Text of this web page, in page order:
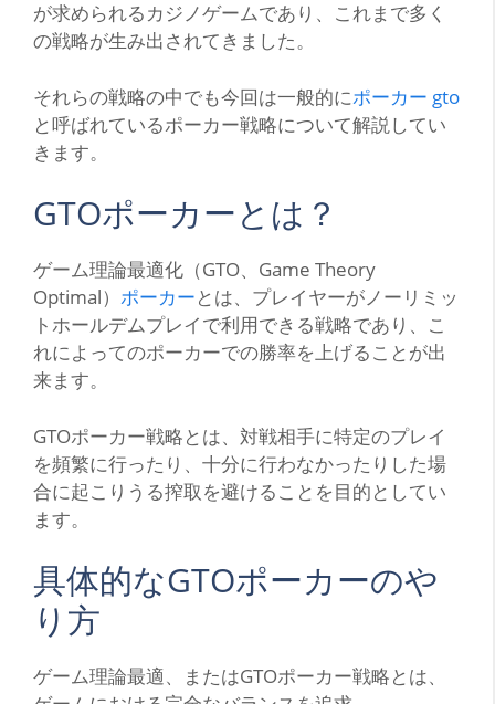
が求められるカジノゲームであり、これまで多く
の戦略が生み出されてきました。
それらの戦略の中でも今回は一般的にポーカー gto
と呼ばれているポーカー戦略について解説してい
きます。
GTOポーカーとは？
ゲーム理論最適化（GTO、 Game Theory
Optimal） ポーカーとは、プレイヤーがノーリミッ
トホールデムプレイで利用できる戦略であり、こ
れによってのポーカーでの勝率を上げることが出
来ます。
GTOポーカー戦略とは、対戦相手に特定のプレイ
を頻繁に行ったり、十分に行わなかったりした場
合に起こりうる搾取を避けることを目的としてい
ます。
具体的なGTOポーカーのや
り方
ゲーム理論最適、またはGTOポーカー戦略とは、